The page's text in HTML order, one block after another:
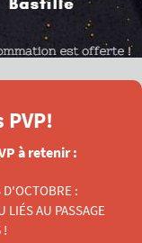
à retenir :
D'OCTOBRE :
LIÉS AU PASSAGE
!